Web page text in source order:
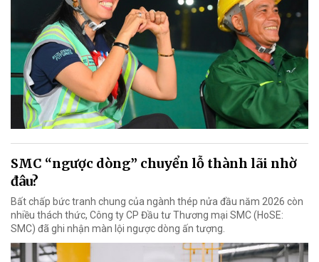
SMC “ngược dòng” chuyển lỗ thành lãi nhờ
đâu?
Bất chấp bức tranh chung của ngành thép nửa đầu năm 2026 còn
nhiều thách thức, Công ty CP Đầu tư Thương mại SMC (HoSE:
SMC) đã ghi nhận màn lội ngược dòng ấn tượng.